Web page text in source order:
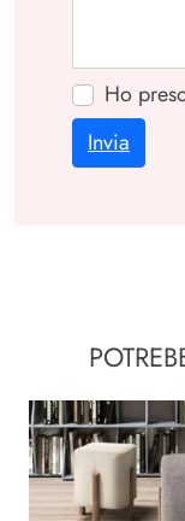
Ho
Invia